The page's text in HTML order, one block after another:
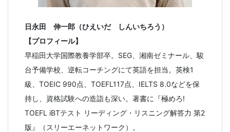
日永田 伸一郎（ひえいだ しんいちろう）
【プロフィール】
早稲田大学国際教養学部卒。SEG、湘南ゼミナール、駿
台予備学校、逆転コーチングにて英語を担当。英検1
級、TOEIC 990点、TOEFL117点、IELTS 8.0などを保
持し、資格試験への造詣も深い。著書に『極めろ!
TOEFL iBTテスト リーディング・リスニング解答力 第2
版』（スリーエーネットワーク）。